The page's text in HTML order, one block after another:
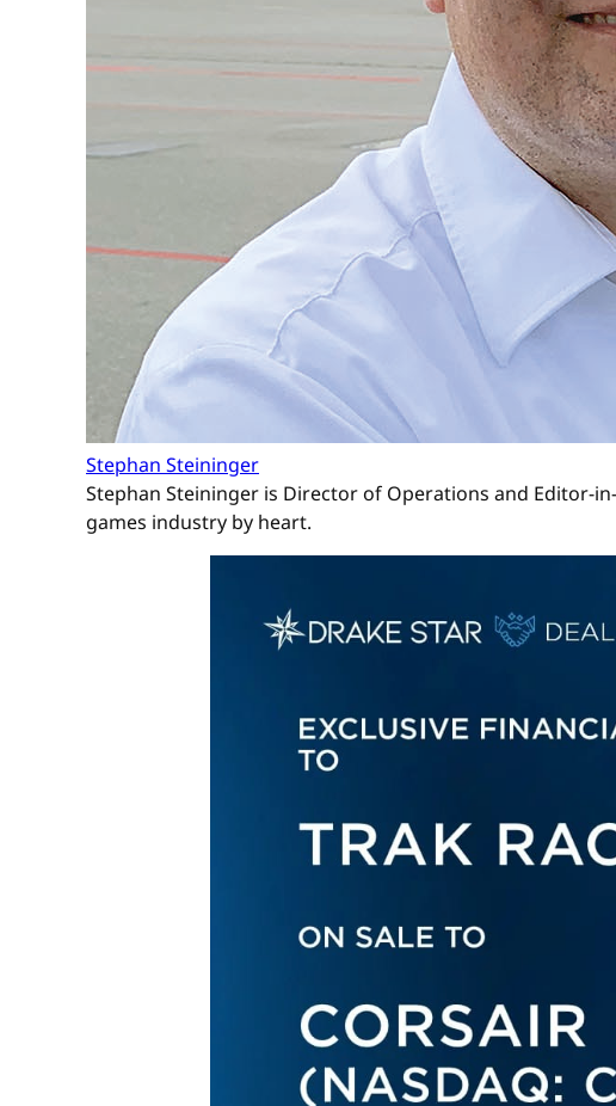
Stephan Steininger
Stephan Steininger is Director of Operations and Editor-
games industry by heart.